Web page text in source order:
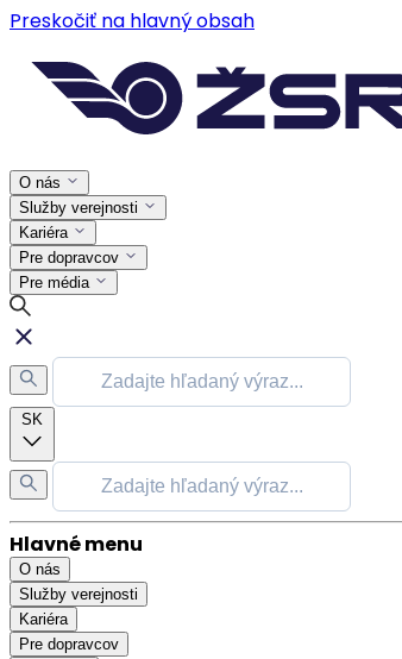
Preskočiť na hlavný obsah
O nás
Služby verejnosti
Kariéra
Pre dopravcov
Pre média
SK
Hlavné menu
O nás
Služby verejnosti
Kariéra
Pre dopravcov